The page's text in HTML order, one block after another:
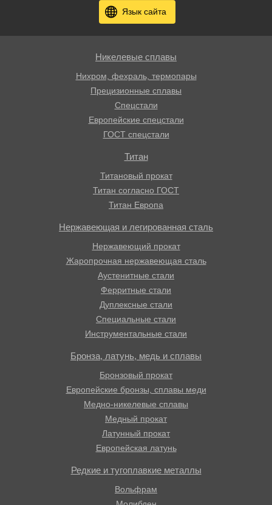
Язык сайта
Никелевые сплавы
Нихром, фехраль, термопары
Прецизионные сплавы
Спецстали
Европейские спецстали
ГОСТ спецстали
Титан
Титановый прокат
Титан согласно ГОСТ
Титан Европа
Нержавеющая и легированная сталь
Нержавеющий прокат
Жаропрочная нержавеющая сталь
Аустенитные стали
Ферритные стали
Дуплексные стали
Специальные стали
Инструментальные стали
Бронза, латунь, медь и сплавы
Бронзовый прокат
Европейские бронзы, сплавы меди
Медно-никелевые сплавы
Медный прокат
Латунный прокат
Европейская латунь
Редкие и тугоплавкие металлы
Вольфрам